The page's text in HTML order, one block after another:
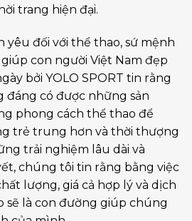
trang hiện đại.
yêu đối với thể thao, sứ mệnh
giúp con người Việt Nam đẹp
bởi YOLO SPORT tin rằng
đáng có được những sản
phong cách thể thao để
trẻ trung hơn và thời thượng
trải nghiệm lâu dài và
chúng tôi tin rằng bằng việc
lượng, giá cả hợp lý và dịch
sẽ là con đường giúp chúng